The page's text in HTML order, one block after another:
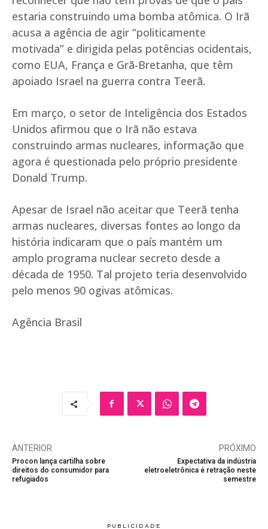
estaria construindo uma bomba atômica. O Irã
acusa a agência de agir “politicamente
motivada” e dirigida pelas potências ocidentais,
como EUA, França e Grã-Bretanha, que têm
apoiado Israel na guerra contra Teerã.
Em março, o setor de Inteligência dos Estados
Unidos afirmou que o Irã não estava
construindo armas nucleares, informação que
agora é questionada pelo próprio presidente
Donald Trump.
Apesar de Israel não aceitar que Teerã tenha
armas nucleares, diversas fontes ao longo da
história indicaram que o país mantém um
amplo programa nuclear secreto desde a
década de 1950. Tal projeto teria desenvolvido
pelo menos 90 ogivas atômicas.
Agência Brasil
ANTERIOR
Procon lança cartilha sobre
direitos do consumidor para
refugiados
PRÓXIMO
Expectativa da indústria
eletroeletrônica é retração neste
semestre